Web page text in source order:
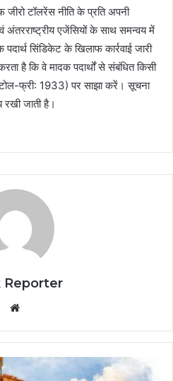
टॉलरेंस नीति के प्रति अपनी
अंतरराष्ट्रीय एजेंसियों के साथ समन्वय में
सिंडिकेट के खिलाफ कार्रवाई जारी
है कि वे मादक पदार्थों से संबंधित किसी
फ्री: 1933) पर साझा करें। सूचना
रखी जाती है।
Reporter